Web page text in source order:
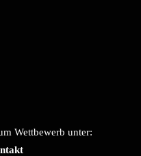
Wettbewerb unter: